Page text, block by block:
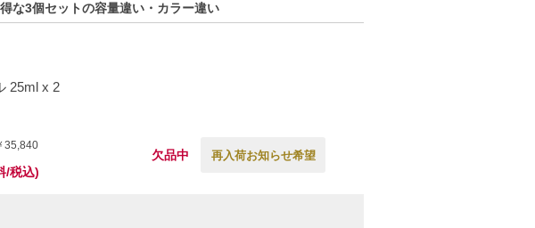
な3個セットの容量違い・カラー違い
25ml x 2
35,840
/税込)
欠品中 再入荷お知らせ希望